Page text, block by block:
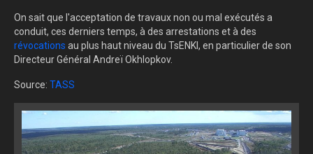
On sait que l'acceptation de travaux non ou mal exécutés a
conduit, ces derniers temps, à des arrestations et à des
révocations au plus haut niveau du TsENKI, en particulier de son
Directeur Général Andreï Okhlopkov.
Source: TASS